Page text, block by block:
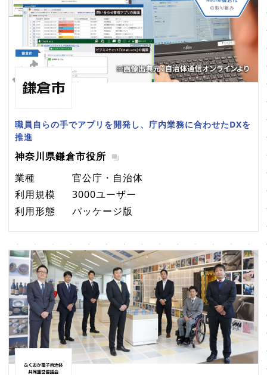
職員自らの手でアプリを開発し、庁内業務に合わせたDXを
推進
神奈川県鎌倉市役所
業種
官公庁・自治体
利用規模
3000ユーザー
利用形態
パッケージ版